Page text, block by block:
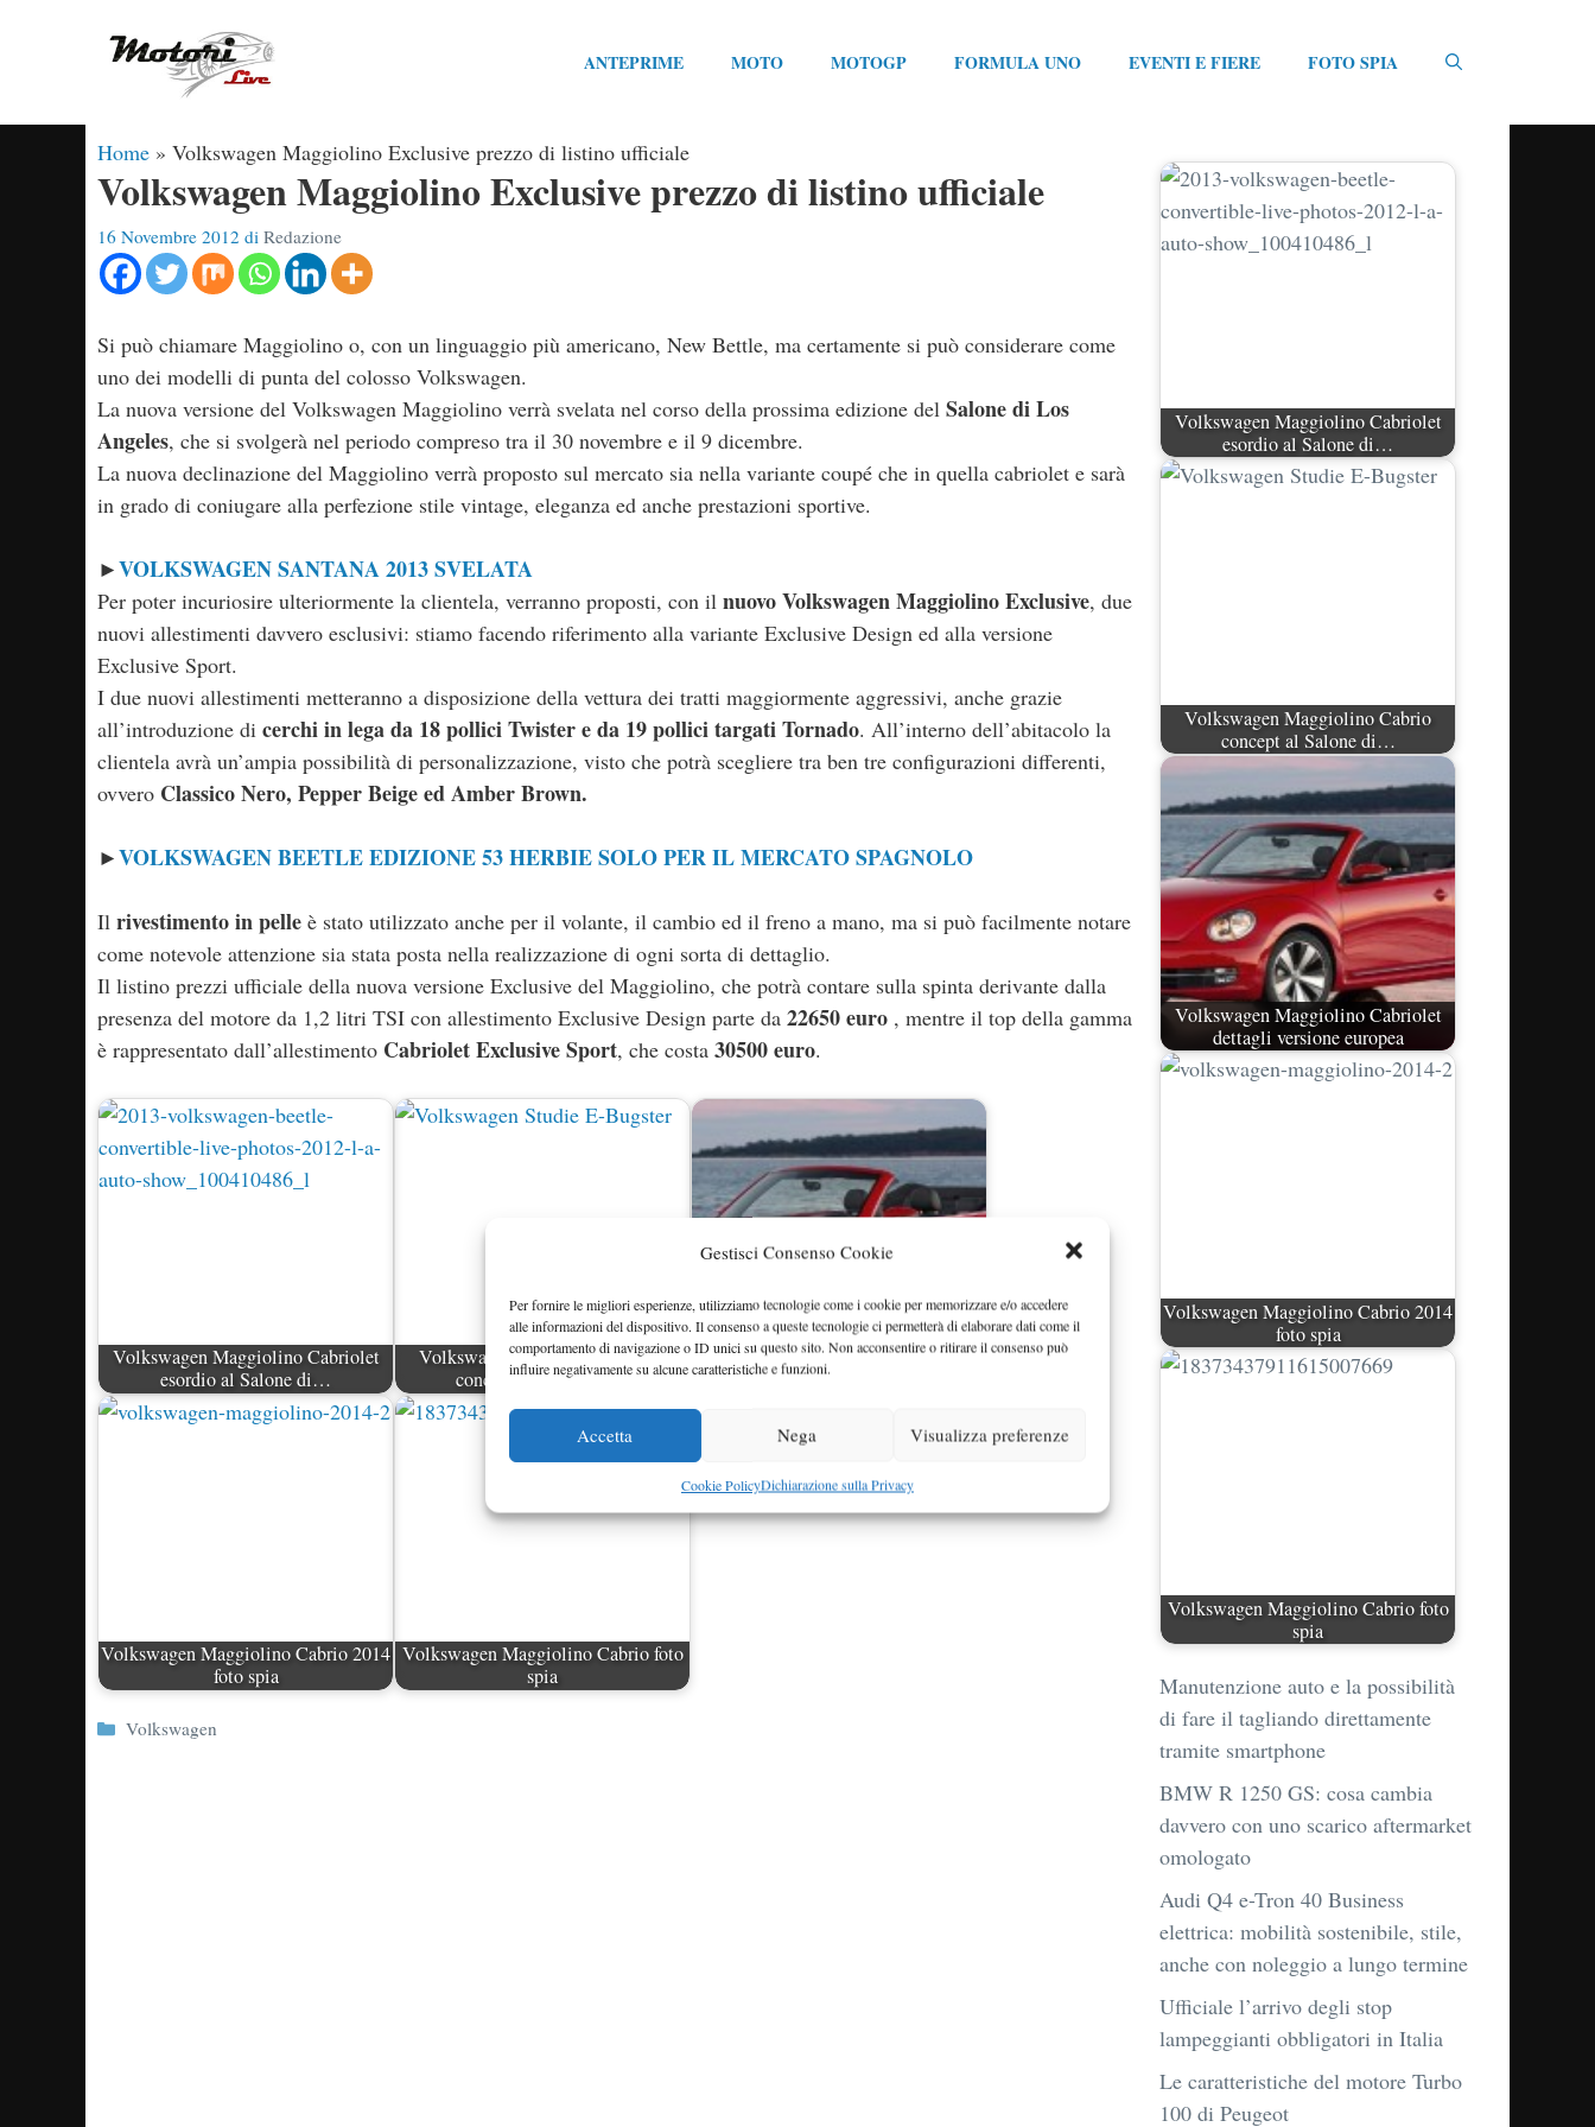
Gestisci Consenso Cookie
Per fornire le migliori esperienze, utilizziamo tecnologie come i cookie per memorizzare e/o accedere
alle informazioni del dispositivo. Il consenso a queste tecnologie ci permetterà di elaborare dati come il
comportamento di navigazione o ID unici su questo sito. Non acconsentire o ritirare il consenso può
influire negativamente su alcune caratteristiche e funzioni.
Accetta Nega Visualizza preferenze
Cookie PolicyDichiarazione sulla Privacy
ANTEPRIME MOTO MOTOGP FORMULA UNO EVENTI E FIERE FOTO SPIA
Home » Volkswagen Maggiolino Exclusive prezzo di listino ufficiale
Volkswagen Maggiolino Exclusive prezzo di listino ufficiale
16 Novembre 2012 di Redazione
Si può chiamare Maggiolino o, con un linguaggio più americano, New Bettle, ma certamente si può considerare come
uno dei modelli di punta del colosso Volkswagen.
La nuova versione del Volkswagen Maggiolino verrà svelata nel corso della prossima edizione del Salone di Los
Angeles, che si svolgerà nel periodo compreso tra il 30 novembre e il 9 dicembre.
La nuova declinazione del Maggiolino verrà proposto sul mercato sia nella variante coupé che in quella cabriolet e sarà
in grado di coniugare alla perfezione stile vintage, eleganza ed anche prestazioni sportive.
►VOLKSWAGEN SANTANA 2013 SVELATA
Per poter incuriosire ulteriormente la clientela, verranno proposti, con il nuovo Volkswagen Maggiolino Exclusive, due
nuovi allestimenti davvero esclusivi: stiamo facendo riferimento alla variante Exclusive Design ed alla versione
Exclusive Sport.
I due nuovi allestimenti metteranno a disposizione della vettura dei tratti maggiormente aggressivi, anche grazie
all’introduzione di cerchi in lega da 18 pollici Twister e da 19 pollici targati Tornado. All’interno dell’abitacolo la
clientela avrà un’ampia possibilità di personalizzazione, visto che potrà scegliere tra ben tre configurazioni differenti,
ovvero Classico Nero, Pepper Beige ed Amber Brown.
►VOLKSWAGEN BEETLE EDIZIONE 53 HERBIE SOLO PER IL MERCATO SPAGNOLO
Il rivestimento in pelle è stato utilizzato anche per il volante, il cambio ed il freno a mano, ma si può facilmente notare
come notevole attenzione sia stata posta nella realizzazione di ogni sorta di dettaglio.
Il listino prezzi ufficiale della nuova versione Exclusive del Maggiolino, che potrà contare sulla spinta derivante dalla
presenza del motore da 1,2 litri TSI con allestimento Exclusive Design parte da 22650 euro , mentre il top della gamma
è rappresentato dall’allestimento Cabriolet Exclusive Sport, che costa 30500 euro.
Volkswagen Maggiolino Cabriolet
esordio al Salone di…
Volkswagen Maggiolino Cabrio
concept al Salone di…
Volkswagen Maggiolino Cabriolet
dettagli versione europea
Volkswagen Maggiolino Cabrio 2014
foto spia
Volkswagen Maggiolino Cabrio foto
spia
Categorie
Volkswagen
Volkswagen Maggiolino Cabriolet
esordio al Salone di…
Volkswagen Maggiolino Cabrio
concept al Salone di…
Volkswagen Maggiolino Cabriolet
dettagli versione europea
Volkswagen Maggiolino Cabrio 2014
foto spia
Volkswagen Maggiolino Cabrio foto
spia
Manutenzione auto e la possibilità
di fare il tagliando direttamente
tramite smartphone
BMW R 1250 GS: cosa cambia
davvero con uno scarico aftermarket
omologato
Audi Q4 e-Tron 40 Business
elettrica: mobilità sostenibile, stile,
anche con noleggio a lungo termine
Ufficiale l’arrivo degli stop
lampeggianti obbligatori in Italia
Le caratteristiche del motore Turbo
100 di Peugeot